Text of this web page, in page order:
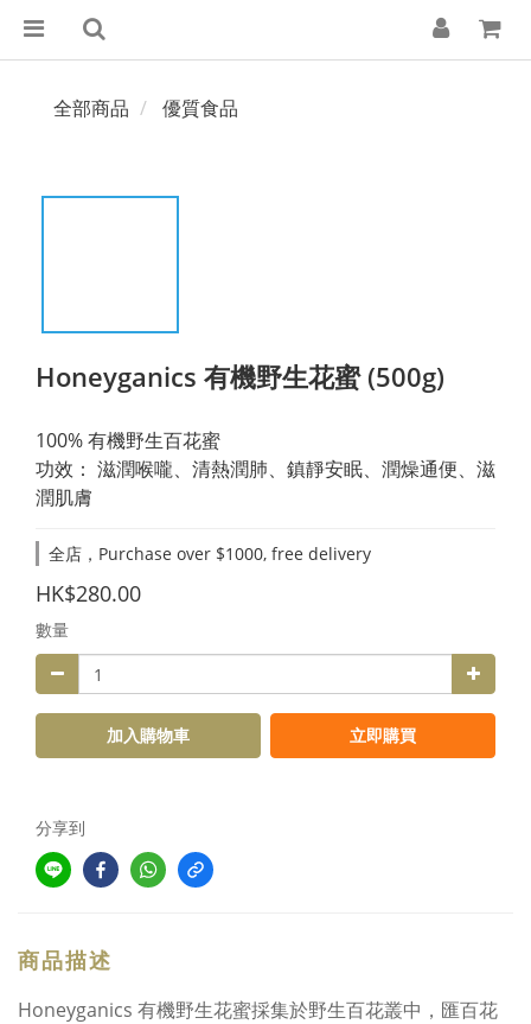
全部商品 優質食品
Honeyganics 有機野生花蜜 (500g)
100% 有機野生百花蜜
功效： 滋潤喉嚨、清熱潤肺、鎮靜安眠、潤燥通便、滋
潤肌膚
全店，Purchase over $1000, free delivery
HK$280.00
數量
加入購物車 立即購買
分享到
商品描述
Honeyganics 有機野生花蜜採集於野生百花叢中，匯百花